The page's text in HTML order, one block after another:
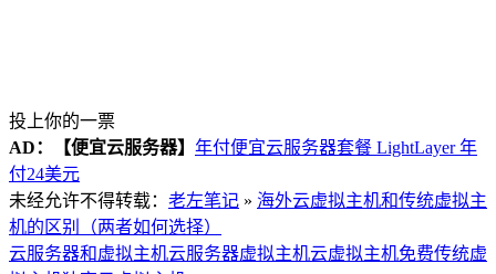
投上你的一票
AD：
【便宜云服务器】 年付便宜云服务器套餐 LightLayer 年
付24美元
未经允许不得转载： 老左笔记 » 海外云虚拟主机和传统虚拟主
机的区别（两者如何选择）
云服务器和虚拟主机云服务器虚拟主机云虚拟主机免费传统虚